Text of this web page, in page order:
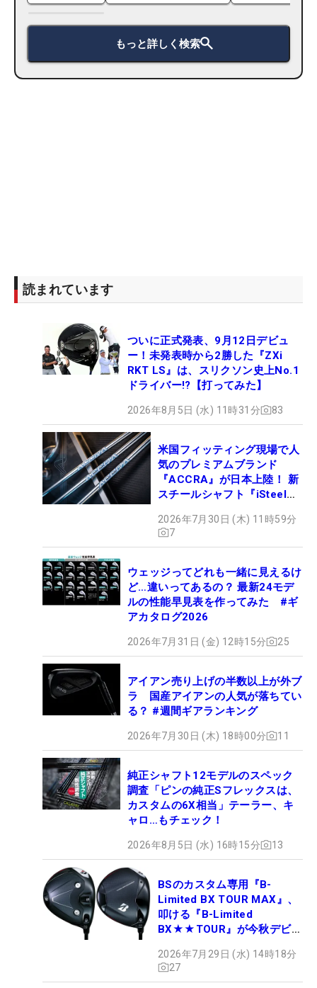
もっと詳しく検索
読まれています
ついに正式発表、9月12日デビュ
ー！未発表時から2勝した『ZXi
RKT LS』は、スリクソン史上No.1
ドライバー!?【打ってみた】
2026年8月5日 (水) 11時31分 83
米国フィッティング現場で人
気のプレミアムブランド
『ACCRA』が日本上陸！ 新
スチールシャフト『iSteel
2026年7月30日 (木) 11時59分
7
ウェッジってどれも一緒に見えるけ
ど…違いってあるの？ 最新24モデ
ルの性能早見表を作ってみた #ギ
アカタログ2026
2026年7月31日 (金) 12時15分 25
アイアン売り上げの半数以上が外ブ
ラ 国産アイアンの人気が落ちてい
る？ #週間ギアランキング
2026年7月30日 (木) 18時00分 11
純正シャフト12モデルのスペック
調査「ピンの純正Sフレックスは、
カスタムの6X相当」テーラー、キ
ャロ…もチェック！
2026年8月5日 (水) 16時15分 13
BSのカスタム専用『B-
Limited BX TOUR MAX』、
叩ける『B-Limited
BX★★TOUR』が今秋デビュ
2026年7月29日 (水) 14時18分
27